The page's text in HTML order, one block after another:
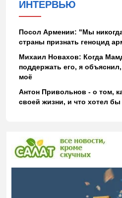
ИНТЕРВЬЮ
Посол Армении: "Мы
страны признать геноцид
Михаил Новахов: Когда
поддержать его, я
моё
Антон Привольнов - о том,
своей жизни, и что хотел бы